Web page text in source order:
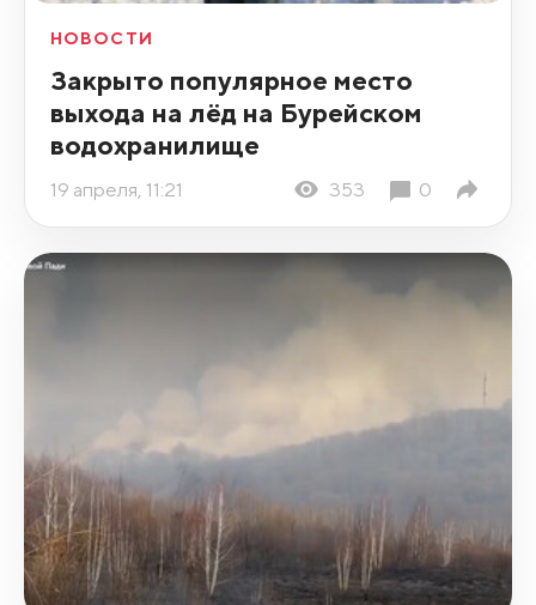
НОВОСТИ
Закрыто популярное место
выхода на лёд на Бурейском
водохранилище
19 апреля, 11:21 353 0